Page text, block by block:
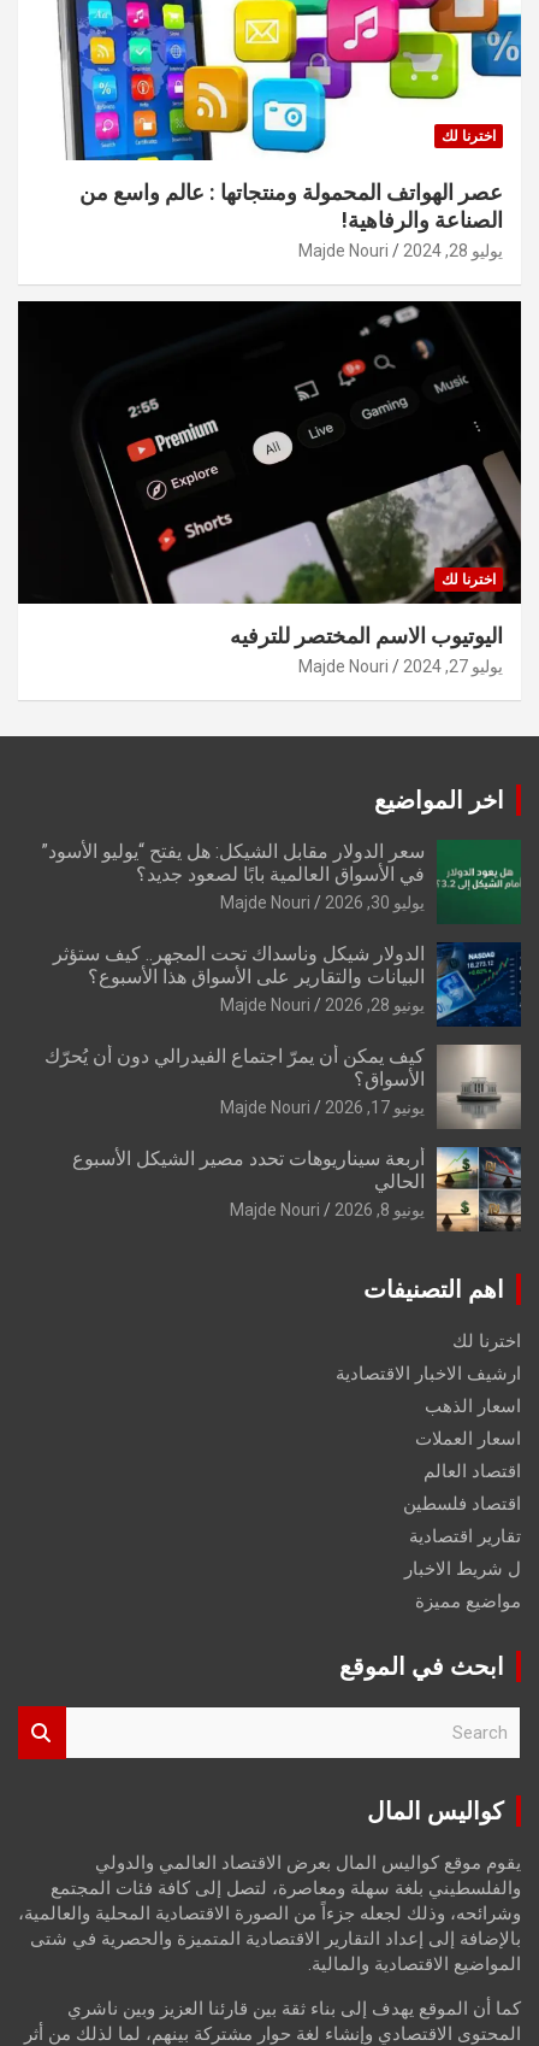
اخترنا لك
عصر الهواتف المحمولة ومنتجاتها : عالم واسع من
الصناعة والرفاهية!
يوليو 28, 2024 Majde Nouri
اخترنا لك
اليوتيوب الاسم المختصر للترفيه
يوليو 27, 2024 Majde Nouri
اخر المواضيع
سعر الدولار مقابل الشيكل: هل يفتح “يوليو الأسود”
في الأسواق العالمية بابًا لصعود جديد؟
يوليو 30, 2026 Majde Nouri
الدولار شيكل وناسداك تحت المجهر.. كيف ستؤثر
البيانات والتقارير على الأسواق هذا الأسبوع؟
يونيو 28, 2026 Majde Nouri
كيف يمكن أن يمرّ اجتماع الفيدرالي دون أن يُحرّك
الأسواق؟
يونيو 17, 2026 Majde Nouri
أربعة سيناريوهات تحدد مصير الشيكل الأسبوع
الحالي
يونيو 8, 2026 Majde Nouri
اهم التصنيفات
اخترنا لك
ارشيف الاخبار الاقتصادية
اسعار الذهب
اسعار العملات
اقتصاد العالم
اقتصاد فلسطين
تقارير اقتصادية
ل شريط الاخبار
مواضيع مميزة
ابحث في الموقع
r
كواليس المال
يقوم موقع كواليس المال بعرض الاقتصاد العالمي والدولي
والفلسطيني بلغة سهلة ومعاصرة، لتصل إلى كافة فئات المجتمع
وشرائحه، وذلك لجعله جزءاً من الصورة الاقتصادية المحلية والعالمية،
بالإضافة إلى إعداد التقارير الاقتصادية المتميزة والحصرية في شتى
المواضيع الاقتصادية والمالية.
كما أن الموقع يهدف إلى بناء ثقة بين قارئنا العزيز وبين ناشري
المحتوى الاقتصادي وإنشاء لغة حوار مشتركة بينهم، لما لذلك من أثر